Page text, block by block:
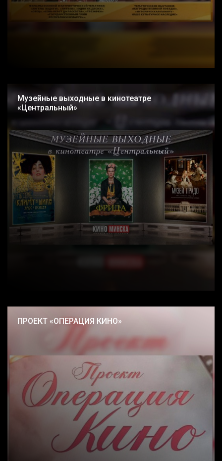
Музейные выходные в кинотеатре
«Центральный»
ПРОЕКТ «ОПЕРАЦИЯ КИНО»